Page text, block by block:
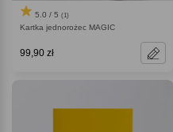
5.0 / 5 (1)
Kartka jednorożec MAGIC
99,90 zł